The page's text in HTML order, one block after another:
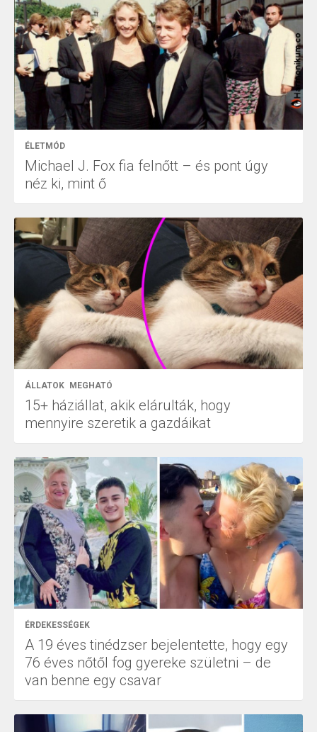
ÉLETMÓD
Michael J. Fox fia felnőtt – és pont úgy
néz ki, mint ő
ÁLLATOK MEGHATÓ
15+ háziállat, akik elárulták, hogy
mennyire szeretik a gazdáikat
ÉRDEKESSÉGEK
A 19 éves tinédzser bejelentette, hogy egy
76 éves nőtől fog gyereke születni – de
van benne egy csavar